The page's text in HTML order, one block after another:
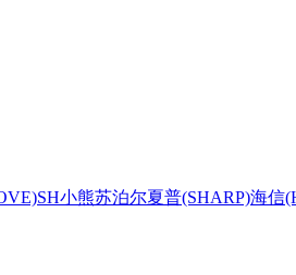
SH小熊苏泊尔夏普(SHARP)海信